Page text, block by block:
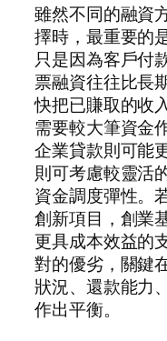
雖然不同的融資
擇時，最重要的
只是因為客戶付
票融資往往比長
快把已賺取的收
需要較大筆資金
企業貸款則可能
則可考慮較靈活
資金調度彈性。
創新項目，創業
更具成本效益的
對的優劣，關鍵
狀況、還款能力
作出平衡。